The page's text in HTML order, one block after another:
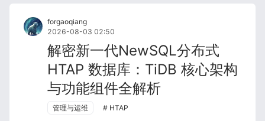
forgaoqiang
2026-08-03 02:50
解密新一代NewSQL分布式
HTAP 数据库：TiDB 核心架构
与功能组件全解析
管理与运维 HTAP